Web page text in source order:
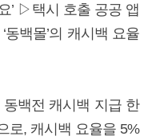
’ ▷택시 호출 공공 앱
백몰’의 캐시백 요율
백전 캐시백 지급 한
로, 캐시백 요율을 5%